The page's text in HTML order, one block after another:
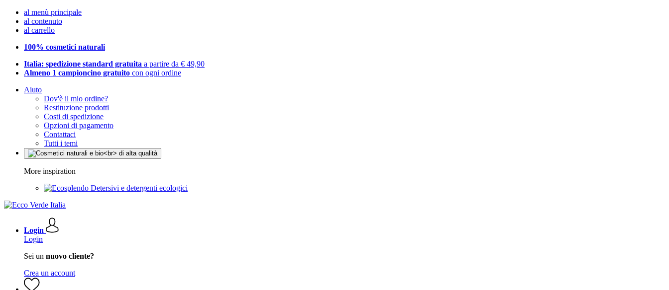
al menù principale
al contenuto
al carrello
100% cosmetici naturali
Italia: spedizione standard gratuita a partire da € 49,90
Almeno 1 campioncino gratuito con ogni ordine
Aiuto
Dov'è il mio ordine?
Restituzione prodotti
Costi di spedizione
Opzioni di pagamento
Contattaci
Tutti i temi
More inspiration
Detersivi e detergenti ecologici
Login
Login
Sei un nuovo cliente?
Crea un account